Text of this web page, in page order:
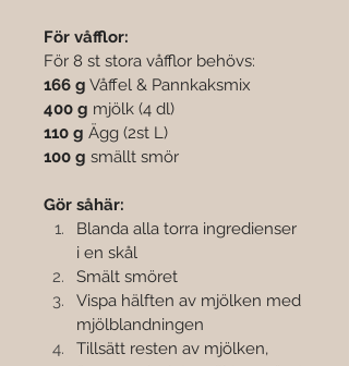
För våfflor:
För 8 st stora våfflor behövs:
166 g Våffel & Pannkaksmix
400 g mjölk (4 dl)
110 g Ägg (2st L)
100 g smällt smör
Gör såhär:
Blanda alla torra ingredienser
i en skål
Smält smöret
Vispa hälften av mjölken med
mjölblandningen
Tillsätt resten av mjölken,